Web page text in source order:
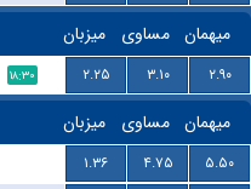
میزبان مساوی میهمان
۱۸:۳۰ ۲.۲۵ ۳.۱۰
۲.۹۰
میزبان مساوی میهمان
۱.۳۶ ۴.۷۵
۵.۵۰